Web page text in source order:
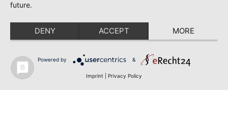
future.
DENY ACCEPT MORE
Powered by &
Imprint Privacy Policy